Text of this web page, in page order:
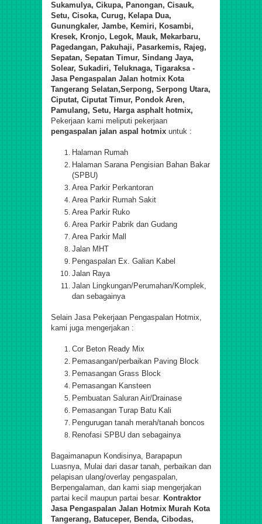
Sukamulya, Cikupa, Panongan, Cisauk,
Setu, Cisoka, Curug, Kelapa Dua,
Gunungkaler, Jambe, Kemiri, Kosambi,
Kresek, Kronjo, Legok, Mauk, Mekarbaru,
Pagedangan, Pakuhaji, Pasarkemis, Rajeg,
Sepatan, Sepatan Timur, Sindang Jaya,
Solear, Sukadiri, Teluknaga, Tigaraksa -
Jasa Pengaspalan Jalan hotmix Kota
Tangerang Selatan,Serpong, Serpong Utara,
Ciputat, Ciputat Timur, Pondok Aren,
Pamulang, Setu, Harga asphalt hotmix,
Pekerjaan kami meliputi pekerjaan
pengaspalan jalan aspal hotmix untuk :
Halaman Rumah
Halaman Sarana Pengisian Bahan Bakar
(SPBU)
Area Parkir Perkantoran
Area Parkir Rumah Sakit
Area Parkir Ruko
Area Parkir Pabrik dan Gudang
Area Parkir Mall
Jalan MHT
Pengaspalan Ex. Galian Kabel
Jalan Raya
Jalan Lingkungan/Perumahan/Komplek,
dan sebagainya
Selain Jasa Pekerjaan Pengaspalan Hotmix,
kami juga mengerjakan :
Cor Beton Ready Mix
Pemasangan/perbaikan Paving Block
Pemasangan Grass Block
Pemasangan Kansteen
Pembuatan Saluran Air/Drainase
Pemasangan Turap Batu Kali
Pengurugan tanah merah/tanah boncos
Renofasi SPBU dan sebagainya
Bagaimanapun Kondisinya, Barapapun
Luasnya, Mulai dari dasar tanah, perbaikan dan
pelapisan ulang/overlay pengaspalan,
Berpengalaman, dan kami siap mengerjakan
partai kecil maupun partai besar. Kontraktor
Jasa Pengaspalan Jalan Hotmix Murah Kota
Tangerang, Batuceper, Benda, Cibodas,